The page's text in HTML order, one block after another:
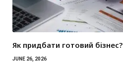
Як придбати готовий бізнес?
JUNE 26, 2026